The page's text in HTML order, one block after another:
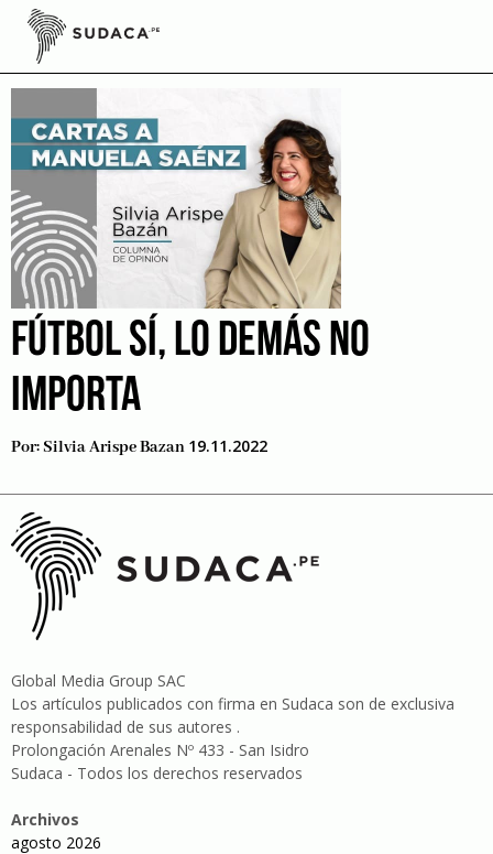
Skip
contentderechoshumanosfifa
FÚTBOL SÍ, LO DEMÁS NO
IMPORTA
Por:Silvia Arispe Bazan 19.11.2022
Global Media Group SAC
Los artículos publicados con firma en Sudaca son de exclusiva
responsabilidad de sus autores .
Prolongación Arenales Nº 433 - San Isidro
Sudaca - Todos los derechos reservados
Archivos
agosto 2026